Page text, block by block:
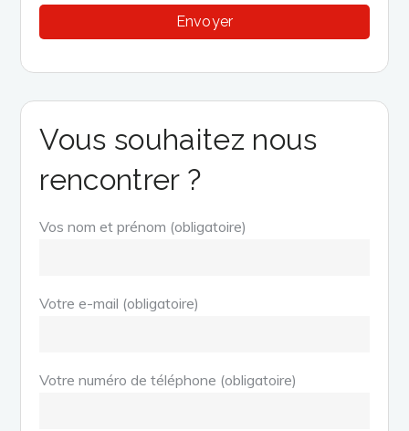
Vous souhaitez nous
rencontrer ?
Vos nom et prénom (obligatoire)
Votre e-mail (obligatoire)
Votre numéro de téléphone (obligatoire)